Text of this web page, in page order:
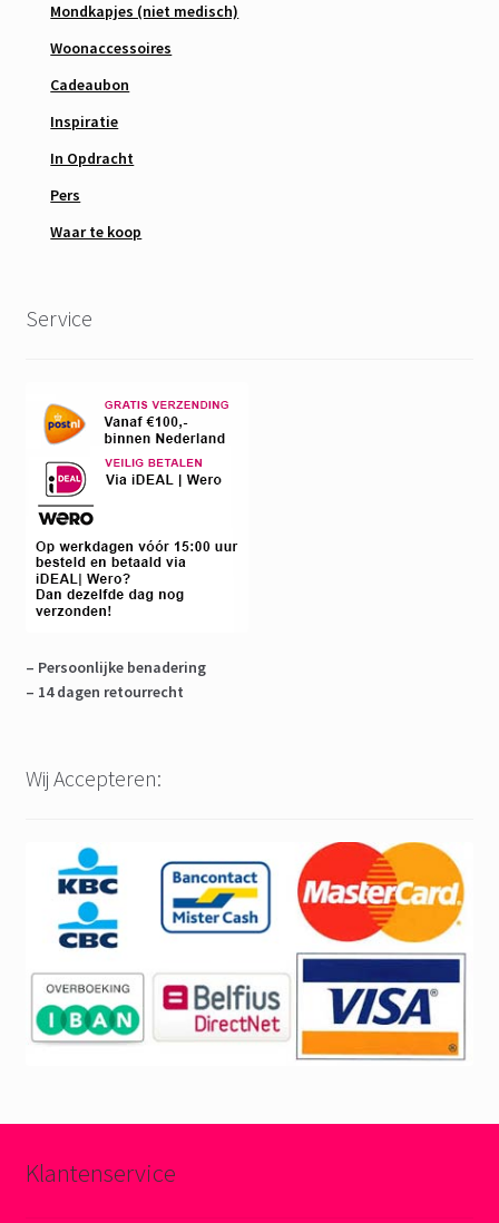
Mondkapjes (niet medisch)
Woonaccessoires
Cadeaubon
Inspiratie
In Opdracht
Pers
Waar te koop
Service
– Persoonlijke benadering
– 14 dagen retourrecht
Wij Accepteren:
Klantenservice